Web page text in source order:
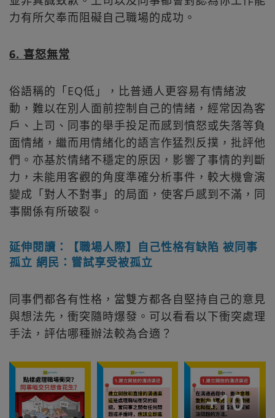
力有所欠奉而阻礙自己職場的成功。
6. 喜怒無常
俗語稱的「EQ低」，比普通人更容易有情緒波
動，難以在別人面前控制自己的情緒，經常因為客
戶、上司、同事的舉手投足而感到憤怒或失落等負
面情緒，繼而用情緒化的語言作猛烈反撲，批評他
們。亦基於情緒不穩定的原因，影響了事情的判斷
力，未能用客觀的角度準確分析事件，較大機會演
變成「對人不對事」的局面，使客戶感到不滿，同
事關係有所破裂。
延伸閱讀：【職場人際】自己性格有缺陷 被同事
孤立 網民：嘗試享受被孤立
同事們都各有性格，當雙方都各自堅持自己的意見
與想法先，衝突隨時爆發。可以看看以下衝突處理
手法，評估哪種辦法較為合適？
+10